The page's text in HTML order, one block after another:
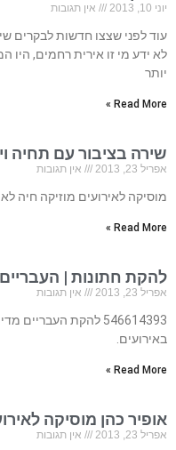
יוני 10, 2013 אין תגובות
עוד לפני שצצו חדשות לבקרים
לא ידע מי זו אירית רחמים, היו
יותר
Read More »
שירה בציבור עם תחיה
אפריל 23, 2013 אין תגובות
מוסיקה לאירועים מוזיקה חיה
Read More »
להקת חתונות |
אפריל 23, 2013 אין תגובות
546614393 להקת
באירועים.
Read More »
אופיר כהן מוסיקה
אפריל 23, 2013 אין תגובות